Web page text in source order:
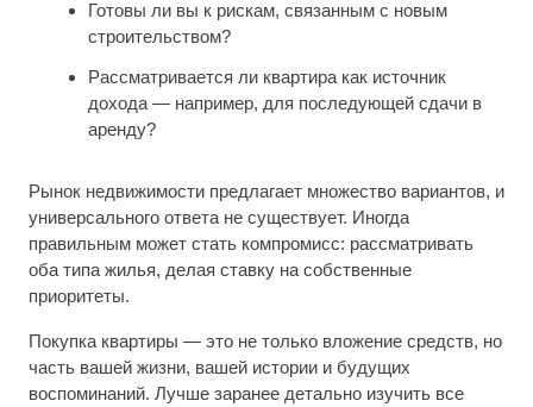
Готовы ли вы к рискам, связанным с новым
строительством?
Рассматривается ли квартира как источник
дохода — например, для последующей сдачи в
аренду?
Рынок недвижимости предлагает множество вариантов, и
универсального ответа не существует. Иногда
правильным может стать компромисс: рассматривать
оба типа жилья, делая ставку на собственные
приоритеты.
Покупка квартиры — это не только вложение средств, но
часть вашей жизни, вашей истории и будущих
воспоминаний. Лучше заранее детально изучить все